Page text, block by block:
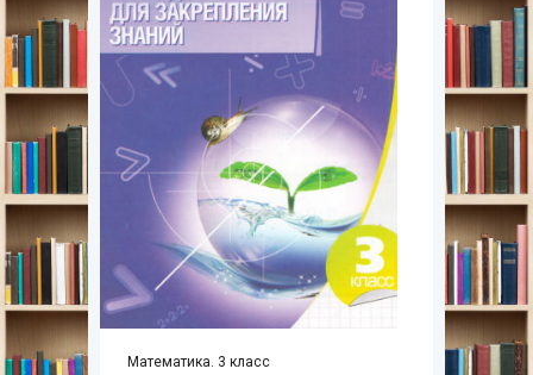
Математика. 3 класс